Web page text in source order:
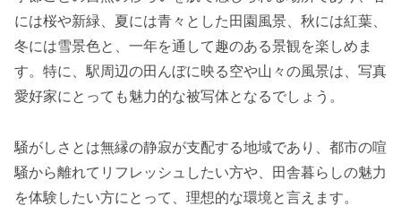
には桜や新緑、夏には青々とした田園風景、秋には紅葉、
冬には雪景色と、一年を通して趣のある景観を楽しめま
す。特に、駅周辺の田んぼに映る空や山々の風景は、写真
愛好家にとっても魅力的な被写体となるでしょう。
騒がしさとは無縁の静寂が支配する地域であり、都市の喧
騒から離れてリフレッシュしたい方や、田舎暮らしの魅力
を体験したい方にとって、理想的な環境と言えます。